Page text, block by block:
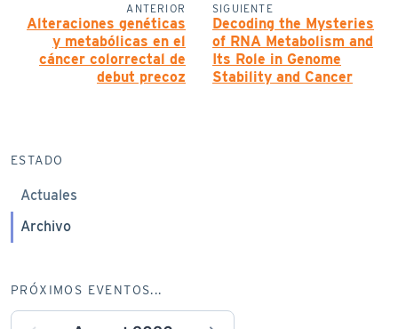
ANTERIOR
Alteraciones genéticas
y metabólicas en el
cáncer colorrectal de
debut precoz
SIGUIENTE
Decoding the Mysteries
of RNA Metabolism and
Its Role in Genome
Stability and Cancer
ESTADO
Actuales
Archivo
PRÓXIMOS EVENTOS...